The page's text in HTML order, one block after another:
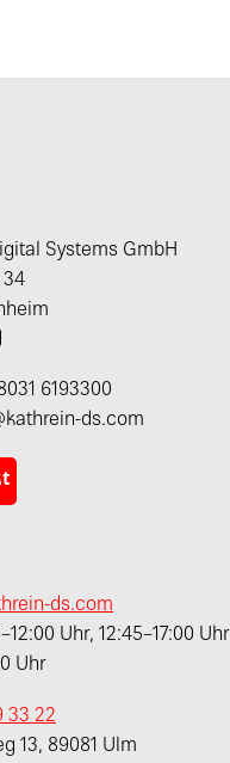
Systems GmbH
34
6193300
ds.com
ds.com
Uhr, 12:45–17:00 Uhr
Uhr
33 22
13, 89081 Ulm